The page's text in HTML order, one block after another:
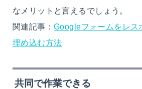
なメリットと言えるでしょう。
関連記事：Googleフォームをレス
埋め込む方法
共同で作業できる